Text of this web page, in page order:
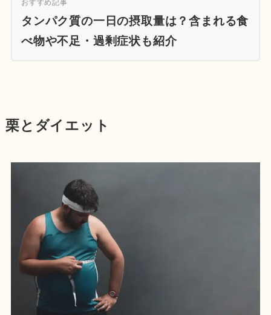
おすすめ記事
タンパク質の一日の摂取量は？含まれる食
べ物や不足・過剰症状も紹介
栗とダイエット